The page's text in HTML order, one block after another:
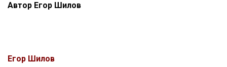
Автор Егор Шилов
Егор Шилов